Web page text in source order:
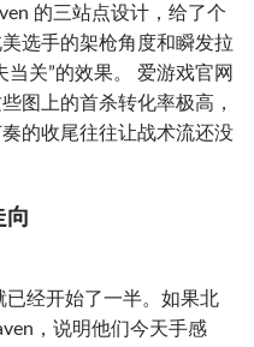
的三站点设计，给了个
选手的架枪角度和瞬发拉
关”的效果。 爱游戏官网
图上的首杀转化率极高，
的收尾往往让战术流还没
向
已经开始了一半。如果北
，说明他们今天手感